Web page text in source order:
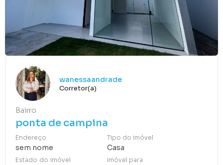
wanessaandrade
Corretor(a)
Bairro
ponta de campina
Endereço
sem nome
Tipo do imóvel
Casa
Estado do imóvel Imóvel para